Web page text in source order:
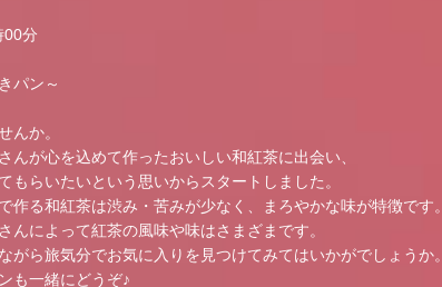
00分
パン～
んか。
んが心を込めて作ったおいしい和紅茶に出会い、
もらいたいという思いからスタートしました。
作る和紅茶は渋み・苦みが少なく、まろやかな味が特徴です。
んによって紅茶の風味や味はさまざまです。
がら旅気分でお気に入りを見つけてみてはいかがでしょうか。
も一緒にどうぞ♪